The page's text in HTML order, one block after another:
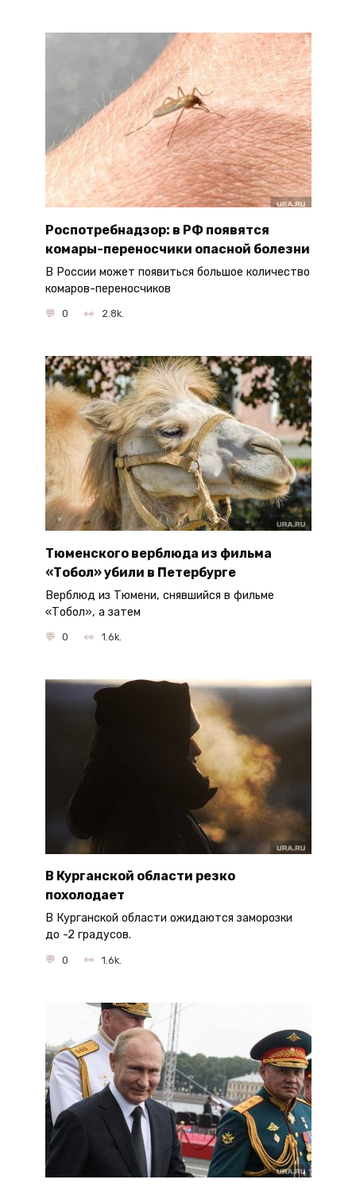
Роспотребнадзор: в РФ появятся
комары-переносчики опасной болезни
В России может появиться большое количество
комаров-переносчиков
0 2.8k.
Тюменского верблюда из фильма
«Тобол» убили в Петербурге
Верблюд из Тюмени, снявшийся в фильме
«Тобол», а затем
0 1.6k.
В Курганской области резко
похолодает
В Курганской области ожидаются заморозки
до -2 градусов.
0 1.6k.